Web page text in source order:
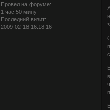
Провел на форуме:
1 час 50 минут
Последний визит:
2009-02-18 16:18:16